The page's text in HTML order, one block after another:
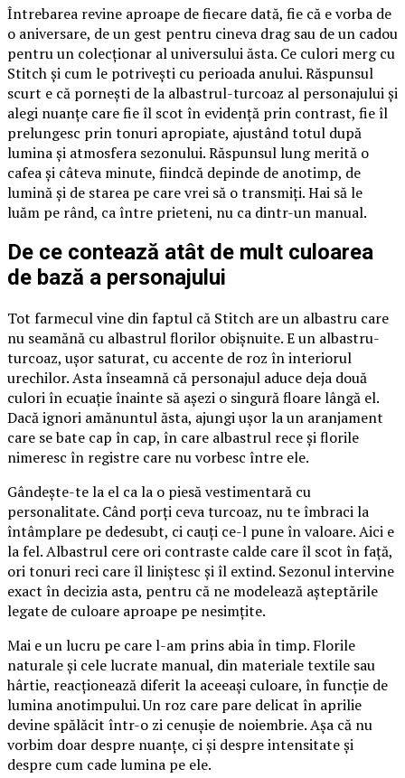
Întrebarea revine aproape de fiecare dată, fie că e vorba de
o aniversare, de un gest pentru cineva drag sau de un cadou
pentru un colecționar al universului ăsta. Ce culori merg cu
Stitch și cum le potrivești cu perioada anului. Răspunsul
scurt e că pornești de la albastrul-turcoaz al personajului și
alegi nuanțe care fie îl scot în evidență prin contrast, fie îl
prelungesc prin tonuri apropiate, ajustând totul după
lumina și atmosfera sezonului. Răspunsul lung merită o
cafea și câteva minute, fiindcă depinde de anotimp, de
lumină și de starea pe care vrei să o transmiți. Hai să le
luăm pe rând, ca între prieteni, nu ca dintr-un manual.
De ce contează atât de mult culoarea
de bază a personajului
Tot farmecul vine din faptul că Stitch are un albastru care
nu seamănă cu albastrul florilor obișnuite. E un albastru-
turcoaz, ușor saturat, cu accente de roz în interiorul
urechilor. Asta înseamnă că personajul aduce deja două
culori în ecuație înainte să așezi o singură floare lângă el.
Dacă ignori amănuntul ăsta, ajungi ușor la un aranjament
care se bate cap în cap, în care albastrul rece și florile
nimeresc în registre care nu vorbesc între ele.
Gândește-te la el ca la o piesă vestimentară cu
personalitate. Când porți ceva turcoaz, nu te îmbraci la
întâmplare pe dedesubt, ci cauți ce-l pune în valoare. Aici e
la fel. Albastrul cere ori contraste calde care îl scot în față,
ori tonuri reci care îl liniștesc și îl extind. Sezonul intervine
exact în decizia asta, pentru că ne modelează așteptările
legate de culoare aproape pe nesimțite.
Mai e un lucru pe care l-am prins abia în timp. Florile
naturale și cele lucrate manual, din materiale textile sau
hârtie, reacționează diferit la aceeași culoare, în funcție de
lumina anotimpului. Un roz care pare delicat în aprilie
devine spălăcit într-o zi cenușie de noiembrie. Așa că nu
vorbim doar despre nuanțe, ci și despre intensitate și
despre cum cade lumina pe ele.